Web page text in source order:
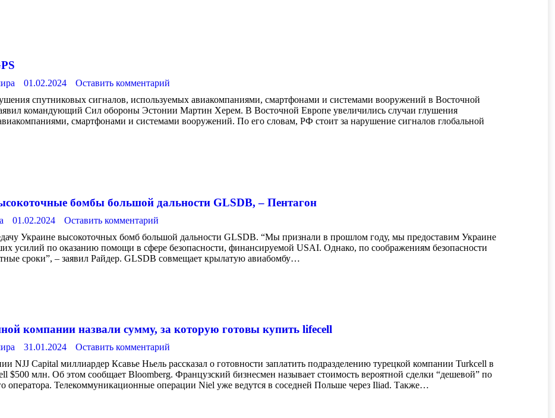
01.02.2024
Оставить комментарий
спутниковых сигналов, используемых авиакомпаниями, смартфонами и системами вооружений в Восточной
командующий Сил обороны Эстонии Мартин Херем. В Восточной Европе увеличились случаи глушения
смартфонами и системами вооружений. По его словам, РФ стоит за нарушение сигналов глобальной
бомбы большой дальности GLSDB, – Пентагон
01.02.2024
Оставить комментарий
Украине высокоточных бомб большой дальности GLSDB. “Мы признали в прошлом году, мы предоставим Украине
усилий по оказанию помощи в сфере безопасности, финансируемой USAI. Однако, по соображениям безопасности
сроки”, – заявил Райдер. GLSDB совмещает крылатую авиабомбу…
компании назвали сумму, за которую готовы купить lifecell
31.01.2024
Оставить комментарий
NJJ Capital миллиардер Ксавье Ньель рассказал о готовности заплатить подразделению турецкой компании Turkcell в
$500 млн. Об этом сообщает Bloomberg. Французский бизнесмен называет стоимость вероятной сделки “дешевой” по
оператора. Телекоммуникационные операции Niel уже ведутся в соседней Польше через Iliad. Также…